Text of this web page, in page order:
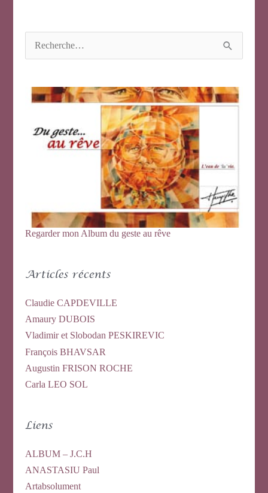
c
Regarder mon Album du geste au rêve
Articles récents
Claudie CAPDEVILLE
Amaury DUBOIS
Vladimir et Slobodan PESKIREVIC
François BHAVSAR
Augustin FRISON ROCHE
Carla LEO SOL
Liens
ALBUM – J.C.H
ANASTASIU Paul
Artabsolument